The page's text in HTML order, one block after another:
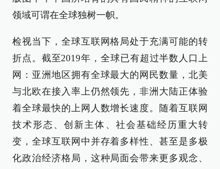
领域可谓在全球独树一帜。
检视当下，全球互联网格局处于充满可能的转
折点。截至2019年，全球已有超过半数人口上
网：亚洲地区拥有全球最大的网民数量，北美
与北欧在接入率上仍然领先，非洲大陆正体验
着全球最快的上网人数增长速度。随着互联网
技术形态、创新主体、社会基础经历重大转
变，全球互联网中并存着多样性、甚至是多极
化政治经济格局，这种局面会带来更多观念、